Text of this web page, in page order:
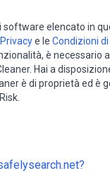
software elencato in
e le Condizioni
è necessario
Hai a
è di proprietà ed è